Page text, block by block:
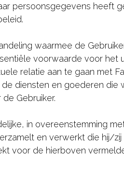
persoonsgegevens heeft
waarmee de
voorwaarde voor het
relatie aan te gaan met
diensten en goederen
Gebruiker.
in overeenstemming
en verwerkt die hij/
voor de hierboven